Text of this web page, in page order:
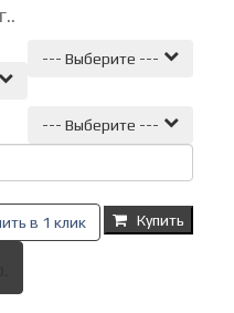
--- Выберите ---
--- Выберите ---
в 1 клик Купить